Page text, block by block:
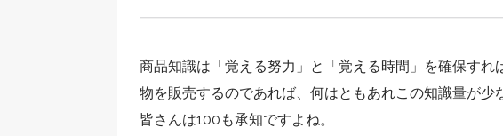
商品知識は「覚える努力」と「覚える時間」を確保すれ
物を販売するのであれば、何はともあれこの知識量が少
皆さんは100も承知ですよね。